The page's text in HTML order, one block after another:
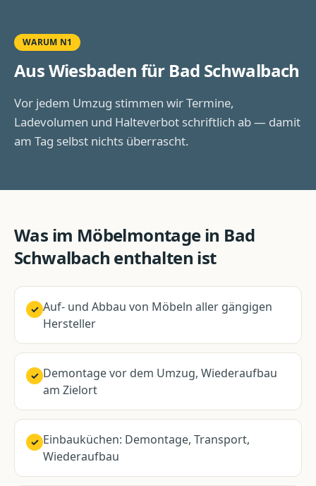
WARUM N1
Aus Wiesbaden für Bad Schwalbach
Vor jedem Umzug stimmen wir Termine,
Ladevolumen und Halteverbot schriftlich ab — damit
am Tag selbst nichts überrascht.
Was im Möbelmontagein Bad
Schwalbach enthalten ist
✓ Auf- und Abbau von Möbeln aller gängigen
Hersteller
✓ Demontage vor dem Umzug, Wiederaufbau
am Zielort
✓ Einbauküchen: Demontage, Transport,
Wiederaufbau